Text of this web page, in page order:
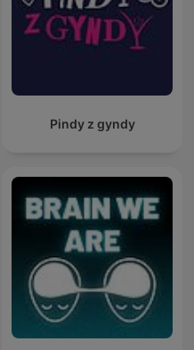
Pindy z gyndy